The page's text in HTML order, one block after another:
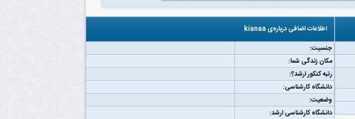
اطلاعات اضافی درباره‌ی kianaa
جنسیت:
مکان زندگی شما:
رتبه کنکور ارشد؟:
دانشگاه کارشناسی:
وضعیت:
دانشگاه کارشناسی ارشد: